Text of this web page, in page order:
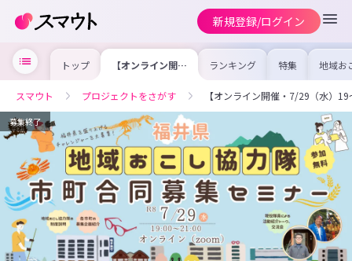
新規登録/ログイン
トップ 【オンライン開
催・7/29（水）
県地域おこし協力
隊 市町合同募集
セミナー
ランキング 特集 地域お
の求
を集め
事内容
を比較
合った
けよう
スマウト プロジェクトをさがす 【オンライン開催・7/29（水）
募集終了